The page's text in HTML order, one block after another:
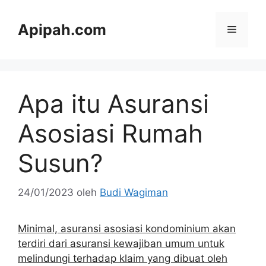
Apipah.com Menu
Apa itu Asuransi
Asosiasi Rumah
Susun?
24/01/2023 oleh Budi Wagiman
Minimal, asuransi asosiasi kondominium akan
terdiri dari asuransi kewajiban umum untuk
melindungi terhadap klaim yang dibuat oleh